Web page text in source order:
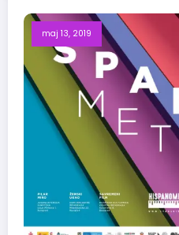
maj 13, 2019